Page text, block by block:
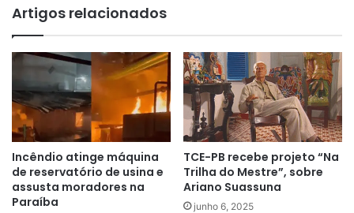
Artigos relacionados
Incêndio atinge máquina
de reservatório de usina e
assusta moradores na
Paraíba
TCE-PB recebe projeto “Na
Trilha do Mestre”, sobre
Ariano Suassuna
junho 6, 2025